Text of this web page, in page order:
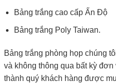
Bảng trắng cao cấp Ấn Độ
Bảng trắng Poly Taiwan.
Bảng trắng phòng họp chúng
và không thông qua bất kỳ
thành quý khách hàng được